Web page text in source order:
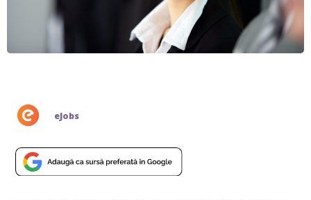
eJobs